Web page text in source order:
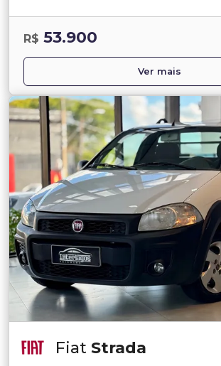
R$ 53.900
Ver mais
Fiat Strada